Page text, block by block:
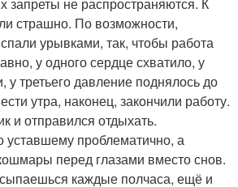
запреты не распространяются. К
страшно. По возможности,
урывками, так, чтобы работа
у одного сердце схватило, у
у третьего давление поднялось до
утра, наконец, закончили работу.
и отправился отдыхать.
уставшему проблематично, а
перед глазами вместо снов.
каждые полчаса, ещё и